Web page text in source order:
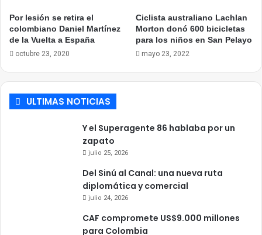
Por lesión se retira el
colombiano Daniel Martínez
de la Vuelta a España
octubre 23, 2020
Ciclista australiano Lachlan
Morton donó 600 bicicletas
para los niños en San Pelayo
mayo 23, 2022
ULTIMAS NOTICIAS
Y el Superagente 86 hablaba por un
zapato
julio 25, 2026
Del Sinú al Canal: una nueva ruta
diplomática y comercial
julio 24, 2026
CAF compromete US$9.000 millones
para Colombia